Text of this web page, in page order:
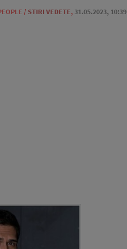
/ STIRI VEDETE, 31.05.2023, 10:39